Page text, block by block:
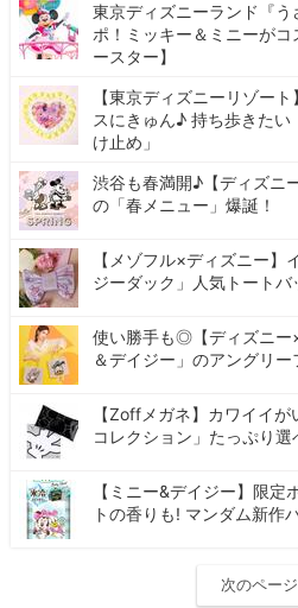
東京ディズニーランド『
ポ！ミッキー＆ミニーが
ースター】
【東京ディズニーリゾー
スにきゅん♪ 持ち歩きた
け止め」
渋谷も春満開♪【ディズニ
の「春メニュー」爆誕！
【メゾフル×ディズニー】
ジーダック」人気トート
使い勝手も◎【ディズニー
＆デイジー」のアングリ
【Zoffメガネ】カワイイ
コレクション」たっぷり
【ミニー&デイジー】限
トの香りも! マンダム新作
次のページ